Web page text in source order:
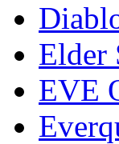
Elder
EVE